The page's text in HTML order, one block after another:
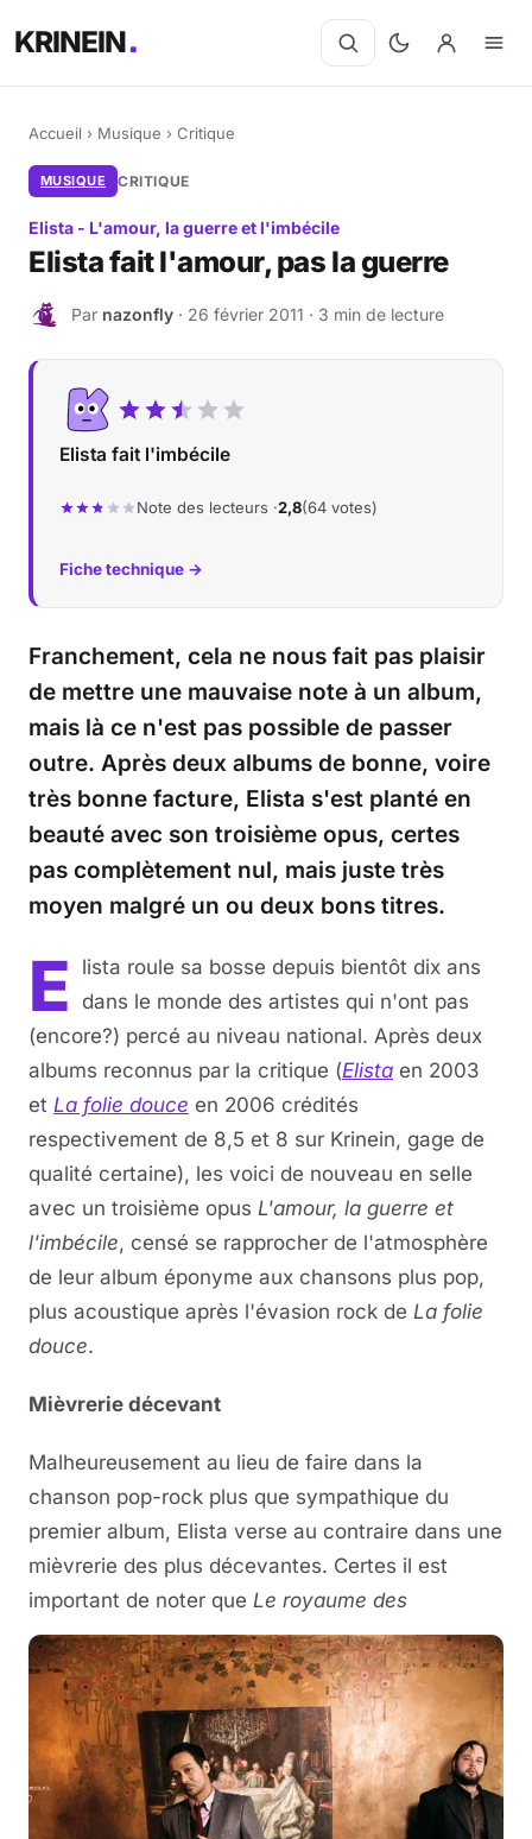
KRINEIN
Accueil › Musique › Critique
MUSIQUE CRITIQUE
Elista - L'amour, la guerre et l'imbécile
Elista fait l'amour, pas la guerre
N Par nazonfly · 26 février 2011 · 3 min de lecture
Elista fait l'imbécile
Note des lecteurs ·2,8(64 votes)
Fiche technique →
Franchement, cela ne nous fait pas plaisir
de mettre une mauvaise note à un album,
mais là ce n'est pas possible de passer
outre. Après deux albums de bonne, voire
très bonne facture, Elista s'est planté en
beauté avec son troisième opus, certes
pas complètement nul, mais juste très
moyen malgré un ou deux bons titres.
E
lista roule sa bosse depuis bientôt dix ans
dans le monde des artistes qui n'ont pas
(encore?) percé au niveau national. Après deux
albums reconnus par la critique (Elista en 2003
et La folie douce en 2006 crédités
respectivement de 8,5 et 8 sur Krinein, gage de
qualité certaine), les voici de nouveau en selle
avec un troisième opus L'amour, la guerre et
l'imbécile, censé se rapprocher de l'atmosphère
de leur album éponyme aux chansons plus pop,
plus acoustique après l'évasion rock de La folie
douce.
Mièvrerie décevant
Malheureusement au lieu de faire dans la
chanson pop-rock plus que sympathique du
premier album, Elista verse au contraire dans une
mièvrerie des plus décevantes. Certes il est
important de noter que Le royaume des